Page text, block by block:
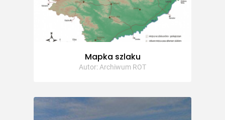
Mapka szlaku
Autor: Archiwum ROT